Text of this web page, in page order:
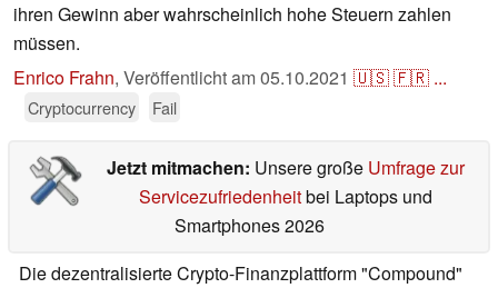
ihren Gewinn aber wahrscheinlich hohe Steuern zahlen
müssen.
Enrico Frahn, Veröffentlicht am05.10.2021 🇺🇸🇫🇷 ...
Cryptocurrency Fail
Jetzt mitmachen: Unsere große Umfrage zur
Servicezufriedenheitbei Laptops und
Smartphones 2026
Die dezentralisierte Crypto-Finanzplattform "Compound"